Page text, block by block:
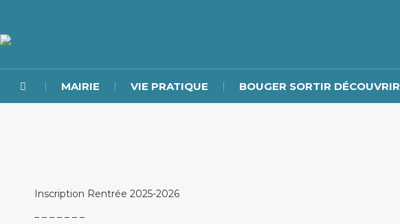
MAIRIE VIE PRATIQUE BOUGER SORTIR DÉCOUVRIR
Inscription Rentrée 2025-2026
– – – – – – –